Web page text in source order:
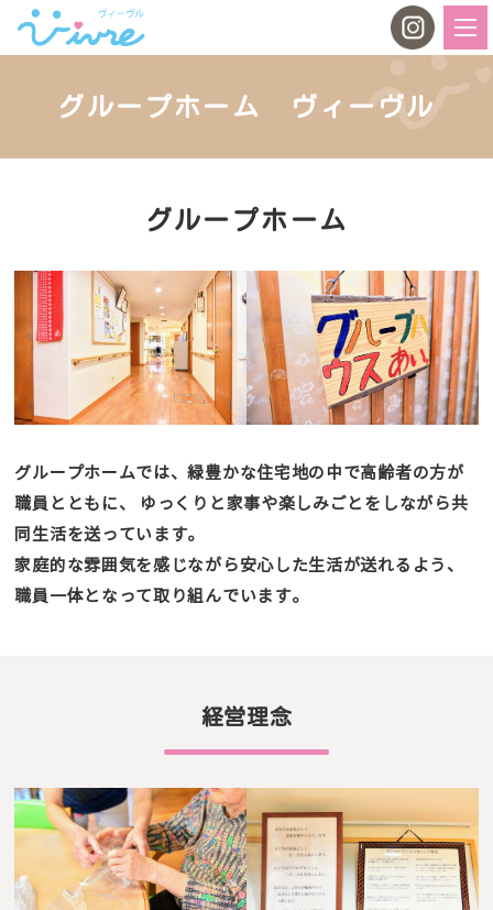
グループホーム ヴィーヴル
グループホーム
グループホームでは、緑豊かな住宅地の中で高齢者の方が
職員とともに、
ゆっくりと家事や楽しみごとをしながら共
同生活を送っています。
家庭的な雰囲気を感じながら安心した生活が送れるよう、
職員一体となって取り組んでいます。
経営理念